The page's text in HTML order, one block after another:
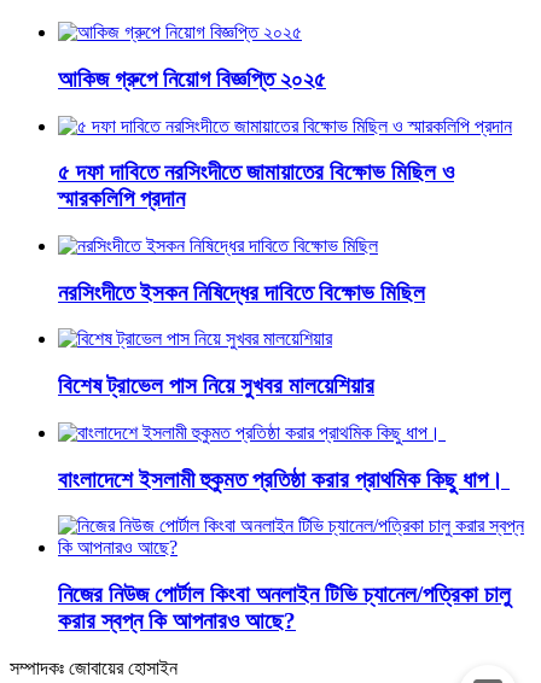
আকিজ গ্রুপে নিয়োগ বিজ্ঞপ্তি ২০২৫
৫ দফা দাবিতে নরসিংদীতে জামায়াতের বিক্ষোভ মিছিল ও
স্মারকলিপি প্রদান
নরসিংদীতে ইসকন নিষিদ্ধের দাবিতে বিক্ষোভ মিছিল
বিশেষ ট্রাভেল পাস নিয়ে সুখবর মালয়েশিয়ার
বাংলাদেশে ইসলামী হুকুমত প্রতিষ্ঠা করার প্রাথমিক কিছু ধাপ।
নিজের নিউজ পোর্টাল কিংবা অনলাইন টিভি চ্যানেল/পত্রিকা চালু
করার স্বপ্ন কি আপনারও আছে?
সম্পাদকঃ জোবায়ের হোসাইন